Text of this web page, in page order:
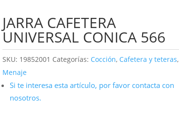
JARRA CAFETERA
UNIVERSAL CONICA 566
SKU: 19852001 Categorías: Cocción, Cafetera y teteras,
Menaje
Si te interesa esta artículo, por favor contacta con
nosotros.